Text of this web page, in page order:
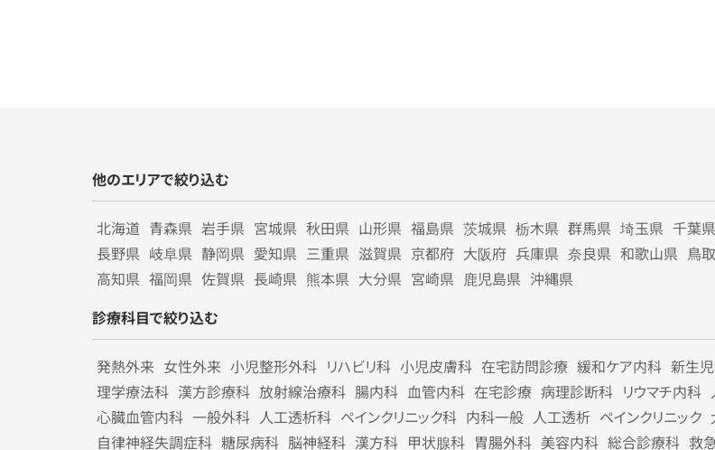
他のエリアで絞り込む
北海道 青森県 岩手県 宮城県 秋田県 山形県 福島県 茨城県 栃木県 群馬県 埼玉県 千葉県
長野県 岐阜県 静岡県 愛知県 三重県 滋賀県 京都府 大阪府 兵庫県 奈良県 和歌山県 鳥
高知県 福岡県 佐賀県 長崎県 熊本県 大分県 宮崎県 鹿児島県 沖縄県
診療科目で絞り込む
発熱外来 女性外来 小児整形外科 リハビリ科 小児皮膚科 在宅訪問診療 緩和ケア内科 新生
理学療法科 漢方診療科 放射線治療科 腸内科 血管内科 在宅診療 病理診断科 リウマチ内科
心臓血管内科 一般外科 人工透析科 ペインクリニック科 内科一般 人工透析 ペインクリニック
自律神経失調症科 糖尿病科 脳神経科 漢方科 甲状腺科 胃腸外科 美容内科 総合診療科 救